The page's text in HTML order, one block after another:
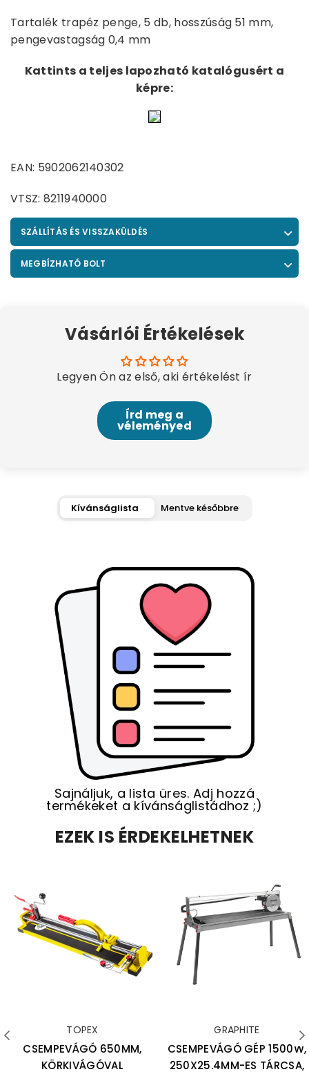
Tartalék trapéz penge, 5 db, hosszúság 51 mm,
pengevastagság 0,4 mm
Kattints a teljes lapozható katalógusért a
képre:
EAN: 5902062140302
VTSZ: 8211940000
SZÁLLÍTÁS ÉS VISSZAKÜLDÉS
MEGBÍZHATÓ BOLT
Vásárlói Értékelések
Legyen Ön az első, aki értékelést ír
Írd meg a
véleményed
Kívánságlista Mentve későbbre
Sajnáljuk, a lista üres. Adj hozzá
termékeket a kívánságlistádhoz ;)
EZEK IS ÉRDEKELHETNEK
TOPEX
CSEMPEVÁGÓ 650MM,
KÖRKIVÁGÓVAL
GRAPHITE
CSEMPEVÁGÓ GÉP 1500W,
250X25.4MM-ES TÁRCSA,